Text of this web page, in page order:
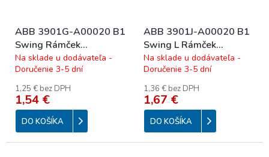
ABB 3901G-A00020 B1
Swing Rámček
dvojnásobný; biela
Na sklade u dodávateľa -
Doručenie 3-5 dní
1,25 € bez DPH
1,54 €
DO KOŠÍKA
ABB 3901J-A00020 B1
Swing L Rámček
dvojnásobný; biela
Na sklade u dodávateľa -
Doručenie 3-5 dní
1,36 € bez DPH
1,67 €
DO KOŠÍKA